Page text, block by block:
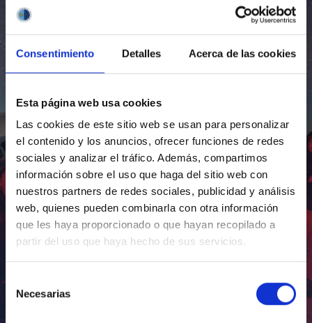
Consentimiento Detalles Acerca de las cookies
Esta página web usa cookies
Las cookies de este sitio web se usan para personalizar
el contenido y los anuncios, ofrecer funciones de redes
sociales y analizar el tráfico. Además, compartimos
información sobre el uso que haga del sitio web con
nuestros partners de redes sociales, publicidad y análisis
web, quienes pueden combinarla con otra información
que les haya proporcionado o que hayan recopilado a
partir del uso que haya hecho de sus servicios.
Necesarias